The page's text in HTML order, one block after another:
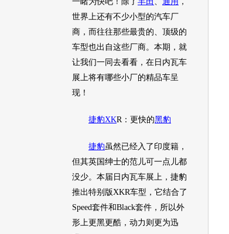
世界上还有不少小型的汽车厂
商，而往往那些最贵的、顶级的
车型也出自这些厂商。本期，就
让我们一同去看看，在 日内瓦车
展 上将有哪些小厂的精品车呈
现！
捷豹XKR：更快的黑豹
捷豹虽然已经入了印度籍，
但其英国绅士的范儿可一点儿都
没少。本届 日内瓦车展 上， 捷豹
推出特别版XKR车型，它结合了
Speed套件和Black套件，所以外
形上更黑更酷，动力则更为迅